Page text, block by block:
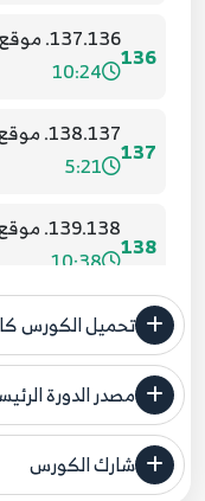
136
137.136. موقع مقالاتي - جلب المقالات التالية
10:24
137
138.137. موقع مقالاتي - جلب المقالات السابقة
5:21
138
139.138. موقع مقالاتي عرض تفاصيل المقالة
10:38
139
140.139. موقع مقالاتي - اكمال وظائف الناشرون
7:47
140 الصفحة
5:04
تحميل الكورس
مصدر الدورة
فنحن لا ندعي
شارك الكورس